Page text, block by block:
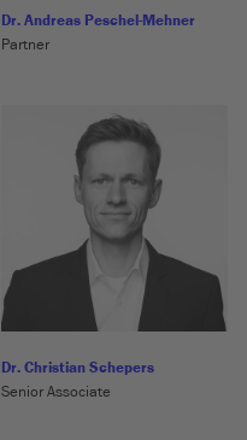
Dr. Andreas Peschel-Mehner
Partner
Dr. Christian Schepers
Senior Associate